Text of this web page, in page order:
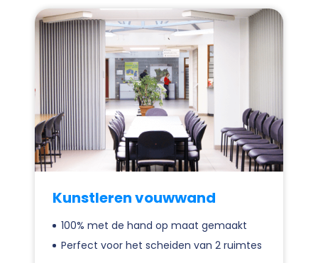
Kunstleren vouwwand
100% met de hand op maat gemaakt
Perfect voor het scheiden van 2 ruimtes